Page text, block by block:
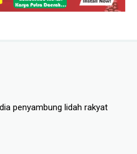
penyambung lidah rakyat